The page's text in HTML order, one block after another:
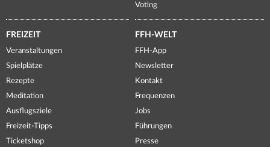
Voting
FREIZEIT
Veranstaltungen
Spielplätze
Rezepte
Meditation
Ausflugsziele
Freizeit-Tipps
Ticketshop
FFH-WELT
FFH-App
Newsletter
Kontakt
Frequenzen
Jobs
Führungen
Presse